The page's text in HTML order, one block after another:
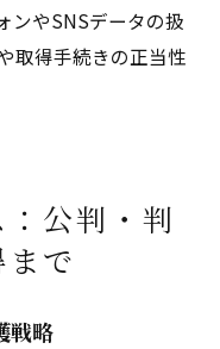
ンやSNSデータの扱
取得手続きの正当性
公判・判
で
戦略